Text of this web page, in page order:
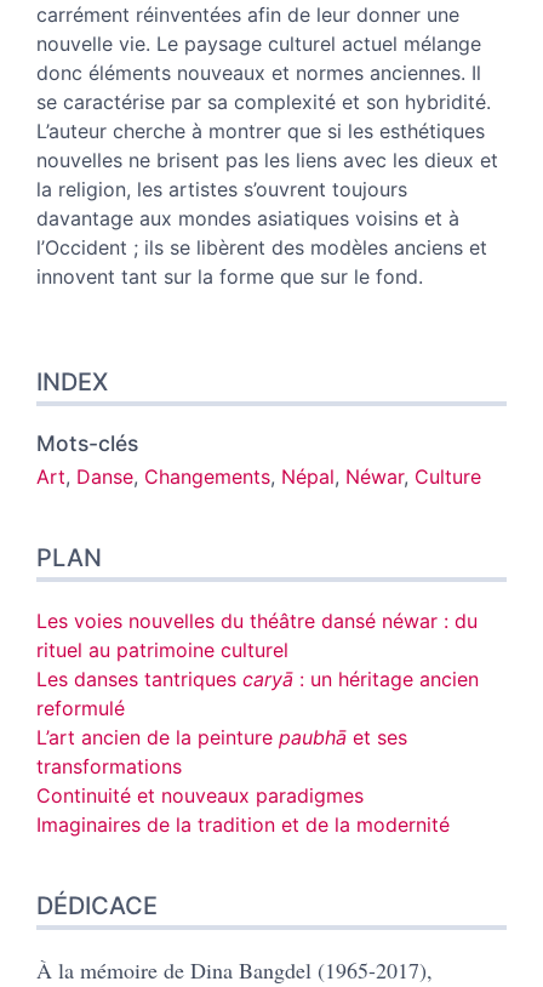
carrément réinventées afin de leur donner une
nouvelle vie. Le paysage culturel actuel mélange
donc éléments nouveaux et normes anciennes. Il
se caractérise par sa complexité et son hybridité.
L’auteur cherche à montrer que si les esthétiques
nouvelles ne brisent pas les liens avec les dieux et
la religion, les artistes s’ouvrent toujours
davantage aux mondes asiatiques voisins et à
l’Occident ; ils se libèrent des modèles anciens et
innovent tant sur la forme que sur le fond.
INDEX
Mots-clés
Art, Danse, Changements, Népal, Néwar, Culture
PLAN
Les voies nouvelles du théâtre dansé néwar : du
rituel au patrimoine culturel
Les danses tantriques caryā : un héritage ancien
reformulé
L’art ancien de la peinture paubhā et ses
transformations
Continuité et nouveaux paradigmes
Imaginaires de la tradition et de la modernité
DÉDICACE
À la mémoire de Dina Bangdel (1965-2017),